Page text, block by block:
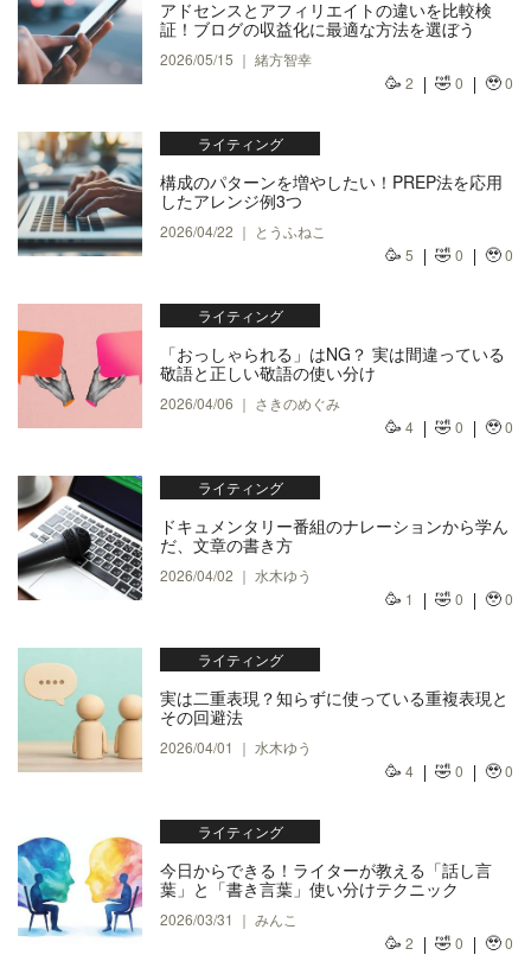
アドセンスとアフィリエイトの違いを比較検
証！ブログの収益化に最適な方法を選ぼう
2026/05/15 ｜ 緒方智幸
🥳 2 🤣0 🥹0
ライティング
構成のパターンを増やしたい！PREP法を応用
したアレンジ例3つ
2026/04/22 ｜ とうふねこ
🥳 5 🤣0 🥹0
ライティング
「おっしゃられる」はNG？ 実は間違っている
敬語と正しい敬語の使い分け
2026/04/06 ｜ さきのめぐみ
🥳 4 🤣0 🥹0
ライティング
ドキュメンタリー番組のナレーションから学ん
だ、文章の書き方
2026/04/02 ｜ 水木ゆう
🥳 1 🤣0 🥹0
ライティング
実は二重表現？知らずに使っている重複表現と
その回避法
2026/04/01 ｜ 水木ゆう
🥳 4 🤣0 🥹0
ライティング
今日からできる！ライターが教える「話し言
葉」と「書き言葉」使い分けテクニック
2026/03/31 ｜ みんこ
🥳 2 🤣0 🥹0